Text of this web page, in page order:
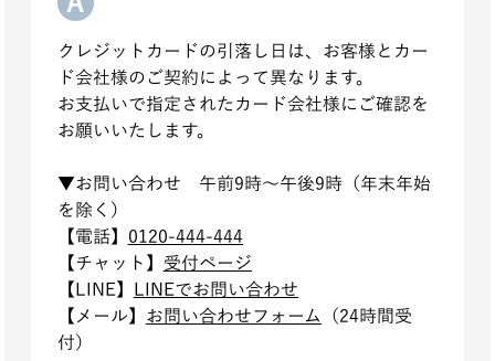
クレジットカードの引落し日は、お客様とカー
ド会社様のご契約によって異なります。
お支払いで指定されたカード会社様にご確認を
お願いいたします。
▼お問い合わせ 午前9時～午後9時（年末年始
を除く）
【電話】 0120-444-444
【チ ャット】 受付ページ
【LI
NE】
INEでお問い合わせ
【メ ール】 お問い合わせフォーム
（24時間受
付）